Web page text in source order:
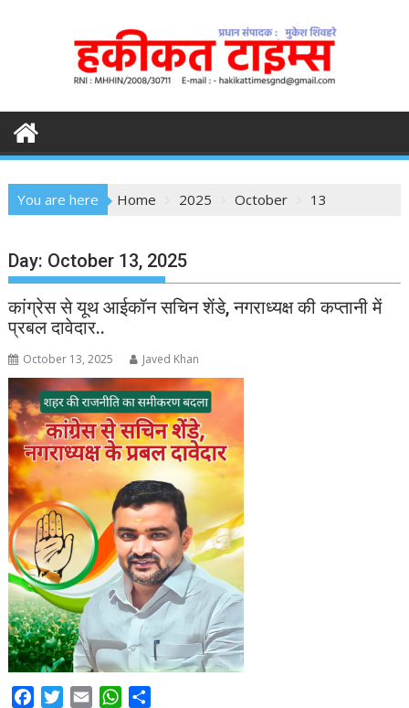
o
You are here Home 2025 October 13
Day: October 13, 2025
कांग्रेस से यूथ आईकॉन सचिन शेंडे, नगराध्यक्ष की कप्तानी में
प्रबल दावेदार..
October 13, 2025 Javed Khan
T
W